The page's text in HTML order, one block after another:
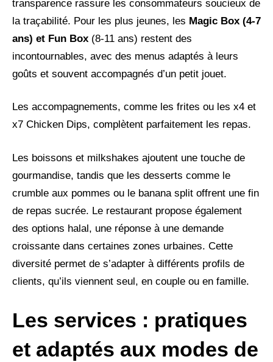
transparence rassure les consommateurs soucieux de
la traçabilité. Pour les plus jeunes, les Magic Box (4-7
ans) et Fun Box (8-11 ans) restent des
incontournables, avec des menus adaptés à leurs
goûts et souvent accompagnés d’un petit jouet.
Les accompagnements, comme les frites ou les x4 et
x7 Chicken Dips, complètent parfaitement les repas.
Les boissons et milkshakes ajoutent une touche de
gourmandise, tandis que les desserts comme le
crumble aux pommes ou le banana split offrent une fin
de repas sucrée. Le restaurant propose également
des options halal, une réponse à une demande
croissante dans certaines zones urbaines. Cette
diversité permet de s’adapter à différents profils de
clients, qu’ils viennent seul, en couple ou en famille.
Les services : pratiques
et adaptés aux modes de